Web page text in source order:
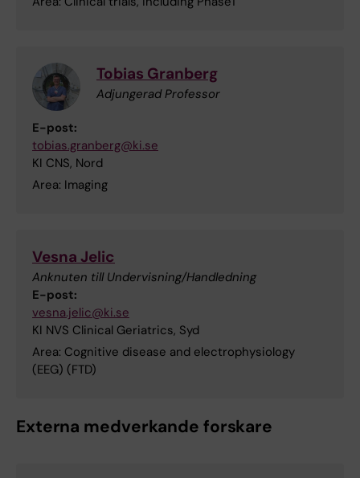
Tobias Granberg
Adjungerad Professor
E-post:
tobias.granberg@ki.se
KI CNS, Nord
Area: Imaging
Vesna Jelic
Anknuten till Undervisning/Handledning
E-post:
vesna.jelic@ki.se
KI NVS Clinical Geriatrics, Syd
Area: Cognitive disease and electrophysiology
(EEG) (FTD)
Externa medverkande forskare